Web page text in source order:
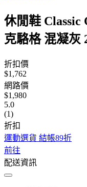
休閒鞋 Classic
克駱格 混凝灰
折扣價
$1,762
網路價
$1,980
5.0
(1)
折扣
運動選貨 結帳89折
前往
配送資訊